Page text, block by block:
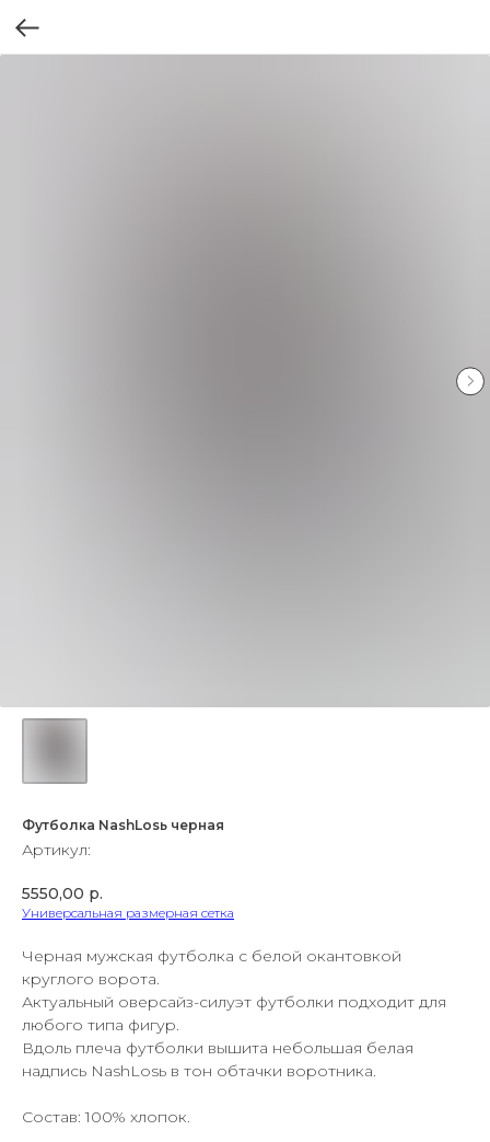
Футболка NashLosь черная
Артикул:
5550,00 р.
Универсальная размерная сетка
Черная мужская футболка с белой окантовкой
круглого ворота.
Актуальный оверсайз-силуэт футболки подходит для
любого типа фигур.
Вдоль плеча футболки вышита небольшая белая
надпись NashLosь в тон обтачки воротника.
Состав: 100% хлопок.